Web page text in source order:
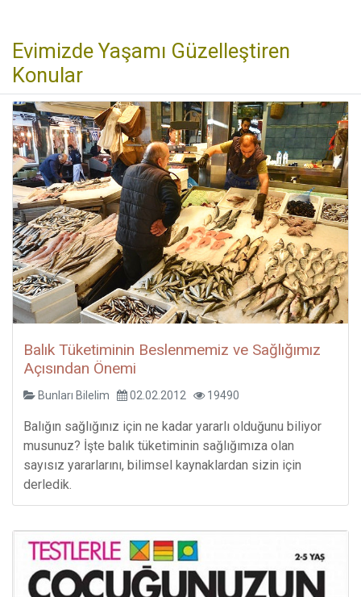
Evimizde Yaşamı Güzelleştiren
Konular
Balık Tüketiminin Beslenmemiz ve Sağlığımız
Açısından Önemi
Bunları Bilelim 02.02.2012 19490
Balığın sağlığınız için ne kadar yararlı olduğunu biliyor
musunuz? İşte balık tüketiminin sağlığımıza olan
sayısız yararlarını, bilimsel kaynaklardan sizin için
derledik.